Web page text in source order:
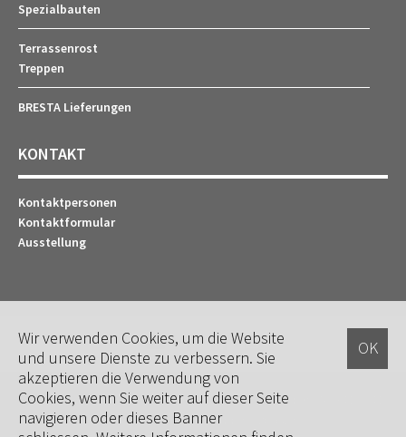
Wir verwenden Cookies, um die Website
und unsere Dienste zu verbessern. Sie
akzeptieren die Verwendung von
Cookies, wenn Sie weiter auf dieser Seite
navigieren oder dieses Banner
Spezialbauten
Terrassenrost
Treppen
BRESTA Lieferungen
KONTAKT
Kontaktpersonen
Kontaktformular
Ausstellung
© Tschopp Holzbau AG | An der Ron 17 | 6280 Hochdorf | Tel
914 20 20|info@tschopp-holzbau.ch